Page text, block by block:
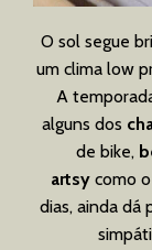
O sol segue
um clima low
A
alguns dos
de bike,
artsy como
dias, ainda dá